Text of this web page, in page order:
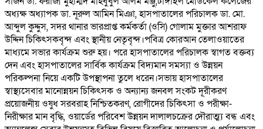
অধ্যক্ষ অধ্যাপক ডা. নূরুল আমিন মিঞা, হাসপাতালের পরিচালক ডা. মো.
আব্দুল কুদ্দুস, সদর থানার ভারপ্রাপ্ত কর্মকর্তা (ওসি) গোলাম মুক্তার আশরাফ
উদ্দিন চিকিৎসকবৃন্দ এবং স্থানীয় নেতৃবৃন্দ।পবিত্র কোরআন তেলাওয়াতের
মাধ্যমে সভার কার্যক্রম শুরু হয়। পরে হাসপাতালের পরিচালক স্বাগত বক্তব্য
দেন এবং হাসপাতালের সার্বিক কার্যক্রম বিদ্যমান সমস্যা ও উন্নয়ন
পরিকল্পনা নিয়ে একটি উপস্থাপনা তুলে ধরেন।সভায় হাসপাতালের
স্বাস্থ্যসেবার মানোন্নয়ন চিকিৎসক ও অন্যান্য জনবল সংকট দূরীকরণ
প্রয়োজনীয় ওষুধ সরবরাহ নিশ্চিতকরণ, রোগীদের চিকিৎসা ও পরীক্ষা-
নিরীক্ষার মান বৃদ্ধি, ওয়ার্ডের পরিবেশ উন্নয়ন দালালচক্রের দৌরাত্ম্য বন্ধ এবং